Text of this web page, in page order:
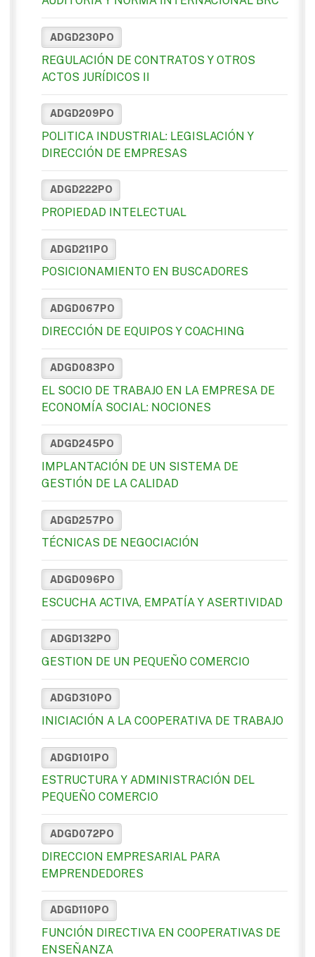
ADGD230PO
REGULACIÓN DE CONTRATOS Y OTROS
ACTOS JURÍDICOS II
ADGD209PO
POLITICA INDUSTRIAL: LEGISLACIÓN Y
DIRECCIÓN DE EMPRESAS
ADGD222PO
PROPIEDAD INTELECTUAL
ADGD211PO
POSICIONAMIENTO EN BUSCADORES
ADGD067PO
DIRECCIÓN DE EQUIPOS Y COACHING
ADGD083PO
EL SOCIO DE TRABAJO EN LA EMPRESA DE
ECONOMÍA SOCIAL: NOCIONES
ADGD245PO
IMPLANTACIÓN DE UN SISTEMA DE
GESTIÓN DE LA CALIDAD
ADGD257PO
TÉCNICAS DE NEGOCIACIÓN
ADGD096PO
ESCUCHA ACTIVA, EMPATÍA Y ASERTIVIDAD
ADGD132PO
GESTION DE UN PEQUEÑO COMERCIO
ADGD310PO
INICIACIÓN A LA COOPERATIVA DE TRABAJO
ADGD101PO
ESTRUCTURA Y ADMINISTRACIÓN DEL
PEQUEÑO COMERCIO
ADGD072PO
DIRECCION EMPRESARIAL PARA
EMPRENDEDORES
ADGD110PO
FUNCIÓN DIRECTIVA EN COOPERATIVAS DE
ENSEÑANZA